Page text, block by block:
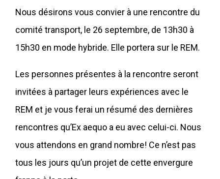
Nous désirons vous convier à une rencontre du
comité transport, le 26 septembre, de 13h30 à
15h30 en mode hybride. Elle portera sur le REM.
Les personnes présentes à la rencontre seront
invitées à partager leurs expériences avec le
REM et je vous ferai un résumé des dernières
rencontres qu’Ex aequo a eu avec celui-ci. Nous
vous attendons en grand nombre! Ce n’est pas
tous les jours qu’un projet de cette envergure